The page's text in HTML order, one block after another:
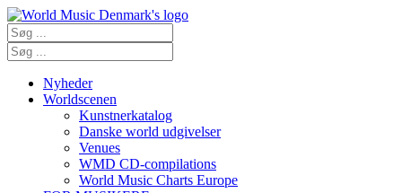
Nyheder
Worldscenen
Kunstnerkatalog
Danske world udgivelser
Venues
WMD CD-compilations
World Music Charts Europe